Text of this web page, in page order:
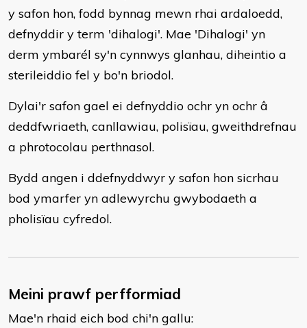
y safon hon, fodd bynnag mewn rhai ardaloedd,
defnyddir y term 'dihalogi'. Mae 'Dihalogi' yn
derm ymbarél sy'n cynnwys glanhau, diheintio a
sterileiddio fel y bo'n briodol.
Dylai'r safon gael ei defnyddio ochr yn ochr â
deddfwriaeth, canllawiau, polisïau, gweithdrefnau
a phrotocolau perthnasol.
Bydd angen i ddefnyddwyr y safon hon sicrhau
bod ymarfer yn adlewyrchu gwybodaeth a
pholisïau cyfredol.
Meini prawf perfformiad
Mae'n rhaid eich bod chi'n gallu: